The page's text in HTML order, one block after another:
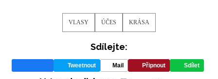
VLASY ÚČES KRÁSA
Sdílejte:
Tweetnout Mail Připnout Sdílet